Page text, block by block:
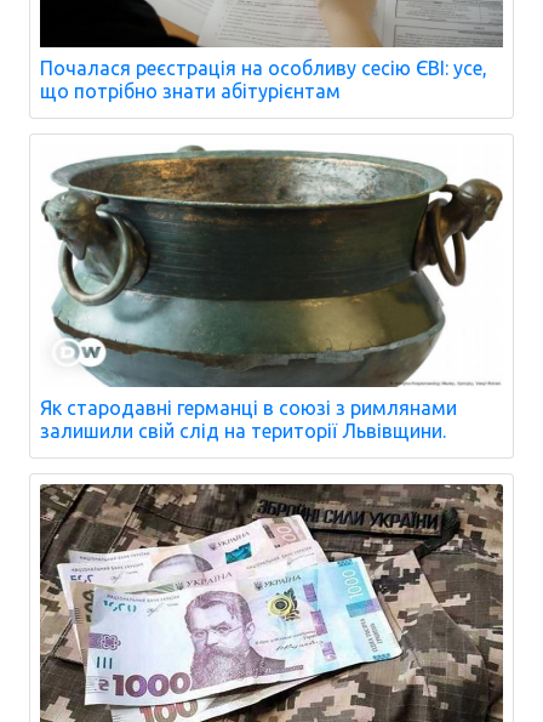
Почалася реєстрація на особливу сесію ЄВІ: усе,
що потрібно знати абітурієнтам
Як стародавні германці в союзі з римлянами
залишили свій слід на території Львівщини.